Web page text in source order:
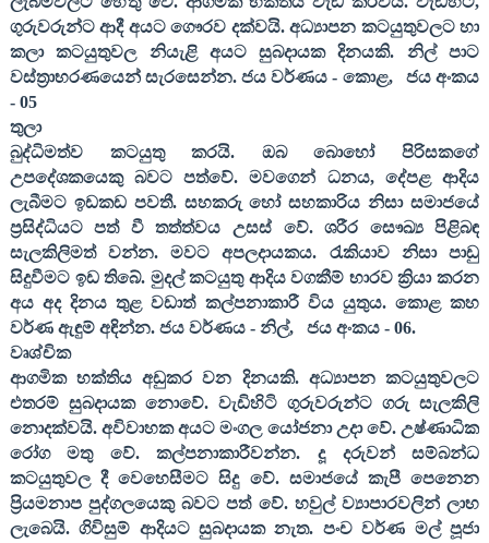
ගුරුවරුන්ට ආදී අයට ගෞරව දක්වයි. අධ්‍යාපන කටයුතුවලට හා
කලා කටයුතුවල නියැළි අයට සුබදායක දිනයකි. නිල් පාට
වස්ත්‍රාභරණයෙන් සැරසෙන්න. ජය වර්ණය - කොළ,
ජය අංකය
-05
තුලා
බුද්ධිමත්ව කටයුතු කරයි. ඔබ බොහෝ පිරිසකගේ
උපදේශකයෙකු බවට පත්වේ. මවගෙන් ධනය, දේපළ ආදිය
ලැබීමට ඉඩකඩ පවතී. සහකරු හෝ සහකාරිය නිසා සමාජයේ
ප්‍රසිද්ධියට පත් වී තත්ත්වය උසස් වේ. ශරීර සෞඛ්‍ය පිළිබඳ
සැලකිලිමත් වන්න. මවට අපලදායකය. රැකියාව නිසා පාඩු
සිදුවීමට ඉඩ තිබේ. මුදල් කටයුතු ආදිය වගකීම් භාරව ක්‍රියා කරන
අය අද දිනය තුළ වඩාත් කල්පනාකාරී විය යුතුය. කොළ කහ
වර්ණ ඇඳුම් අඳින්න. ජය වර්ණය - නිල්, ජය අංකය - 06.
වෘශ්චික
ආගමික භක්තිය අඩුකර වන දිනයකි. අධ්‍යාපන කටයුතුවලට
එතරම් සුබදායක නොවේ. වැඩිහිටි ගුරුවරුන්ට ගරු සැලකිලි
නොදක්වයි. අවිවාහක අයට මංගල යෝජනා උදා වේ. උෂ්ණාධික
රෝග මතු වේ. කල්පනාකාරීවන්න. දූ දරුවන් සම්බන්ධ
කටයුතුවල දී වෙහෙසීමට සිදු වේ. සමාජයේ කැපී පෙනෙන
ප්‍රියමනාප පුද්ගලයෙකු බවට පත් වේ. හවුල් ව්‍යාපාරවලින් ලාභ
ලැබෙයි. ගිවිසුම් ආදියට සුබදායක නැත. පංච වර්ණ මල් පූජා